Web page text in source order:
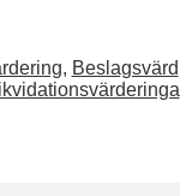
, Beslagsvärd